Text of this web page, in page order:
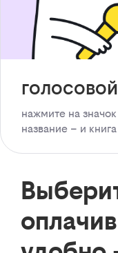
нажмите на
название – и